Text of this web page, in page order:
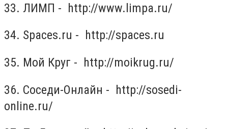
33. ЛИМП - http://www.limpa.ru/
34. Spaces.ru - http://spaces.ru
35. Мой Круг - http://moikrug.ru/
36. Соседи-Онлайн - http://sosedi-
online.ru/